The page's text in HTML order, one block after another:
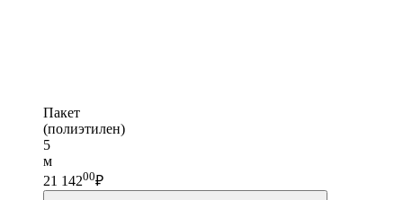
Пакет
(полиэтилен)
5
м
21 14200₽